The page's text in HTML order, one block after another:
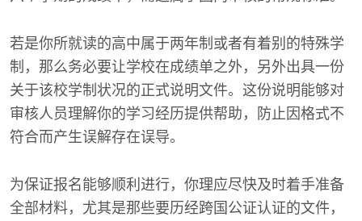
若是你所就读的高中属于两年制或者有着别的特殊学
制，那么务必要让学校在成绩单之外，另外出具一份
关于该校学制状况的正式说明文件。这份说明能够对
审核人员理解你的学习经历提供帮助，防止因格式不
符合而产生误解存在误导。
为保证报名能够顺利进行，你理应尽快及时着手准备
全部材料，尤其是那些要历经跨国公证认证的文件，